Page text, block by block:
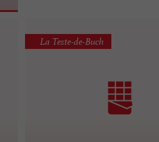
La Teste-de-Buch